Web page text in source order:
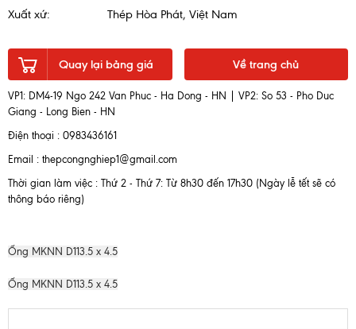
Xuất xứ:
Thép Hòa Phát, Việt Nam
Quay lại bảng giá Về trang chủ
VP1: DM4-19 Ngo 242 Van Phuc - Ha Dong - HN | VP2: So 53 - Pho Duc
Giang - Long Bien - HN
Điện thoại : 0983436161
Email : thepcongnghiep1@gmail.com
Thời gian làm việc : Thứ 2 - Thứ 7: Từ 8h30 đến 17h30 (Ngày lễ tết sẽ có
thông báo riêng)
Ống MKNN D113.5 x 4.5
Ống MKNN D113.5 x 4.5